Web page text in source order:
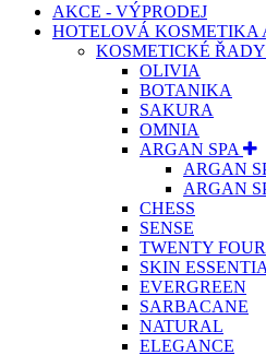
AKCE - VÝPRODEJ
HOTELOVÁ KOSMETIKA
KOSMETICKÉ ŘADY
OLIVIA
BOTANIKA
SAKURA
OMNIA
ARGAN SPA
ARGAN
ARGAN
CHESS
SENSE
TWENTY FOUR
SKIN
EVERGREEN
SARBACANE
NATURAL
ELEGANCE